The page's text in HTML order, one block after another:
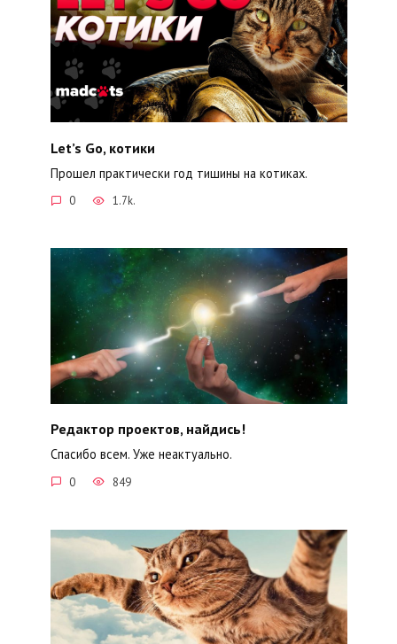
Let’s Go, котики
Прошел практически год тишины на котиках.
0 1.7k.
Редактор проектов, найдись!
Спасибо всем. Уже неактуально.
0 849